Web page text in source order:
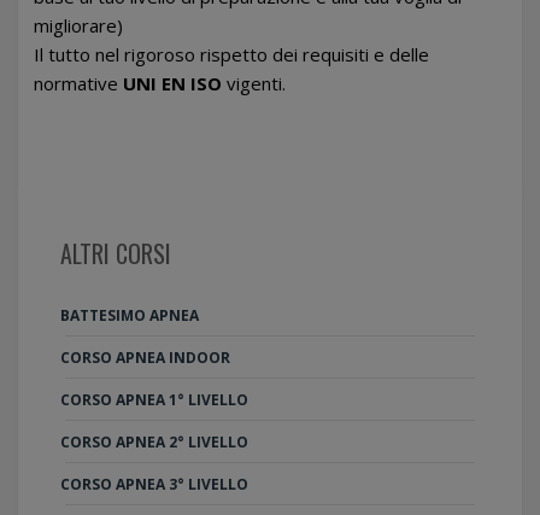
migliorare)
Il tutto nel rigoroso rispetto dei requisiti e delle
normative UNI EN ISO vigenti.
ALTRI CORSI
BATTESIMO APNEA
CORSO APNEA INDOOR
CORSO APNEA 1° LIVELLO
CORSO APNEA 2° LIVELLO
CORSO APNEA 3° LIVELLO